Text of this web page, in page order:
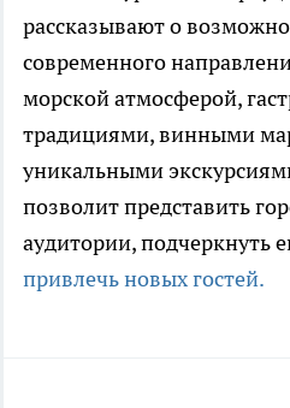
рассказывают о
современного
морской атмосферой,
традициями, винными
уникальными
позволит представить
аудитории, подчеркнуть
привлечь новых гостей.